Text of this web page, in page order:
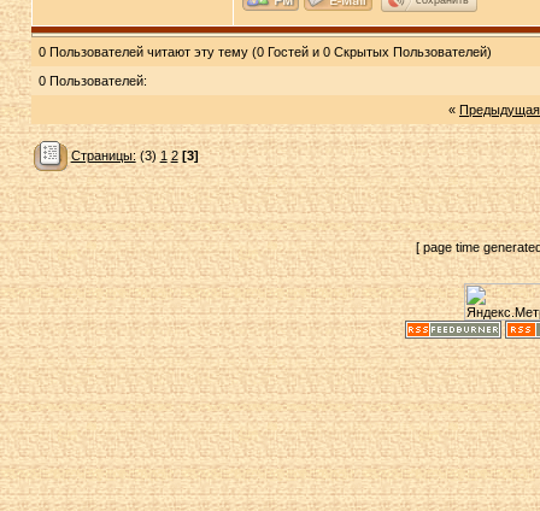
0 Пользователей читают эту тему (0 Гостей и 0 Скрытых Пользователей)
0 Пользователей:
«
Страницы:(3) 1 2 [3]
[ page time